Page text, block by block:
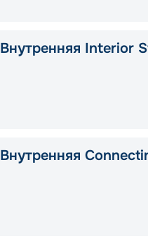
Внутренняя Interior
Внутренняя